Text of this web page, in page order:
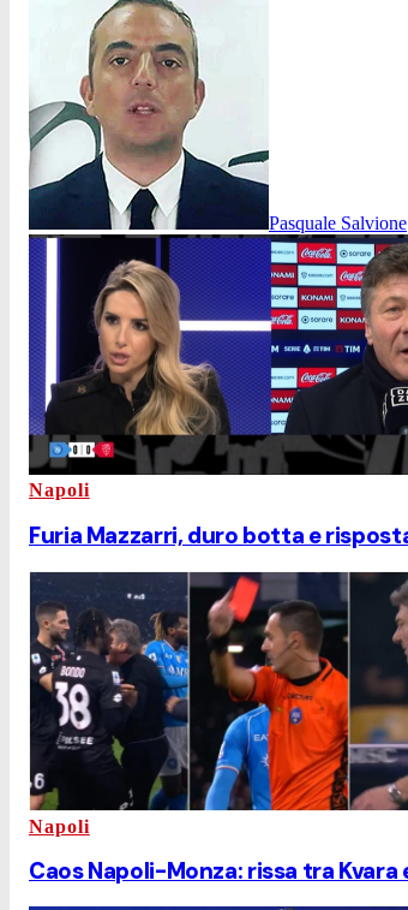
Pasquale Salvione
Napoli
Furia Mazzarri, duro botta e
Napoli
Caos Napoli-Monza: rissa tra